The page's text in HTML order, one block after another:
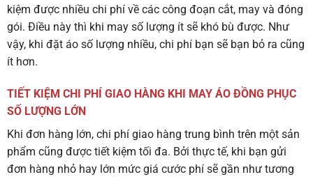
kiệm được nhiều chi phí về các công đoạn cắt, may và đóng
gói. Điều này thì khi may số lượng ít sẽ khó bù được. Như
vậy, khi đặt áo số lượng nhiều, chi phí bạn sẽ bạn bỏ ra cũng
ít hơn.
TIẾT KIỆM CHI PHÍ GIAO HÀNG KHI MAY ÁO ĐỒNG PHỤC
SỐ LƯỢNG LỚN
Khi đơn hàng lớn, chi phí giao hàng trung bình trên một sản
phẩm cũng được tiết kiệm tối đa. Bởi thực tế, khi bạn gửi
đơn hàng nhỏ hay lớn mức giá cước phí sẽ gần như tương